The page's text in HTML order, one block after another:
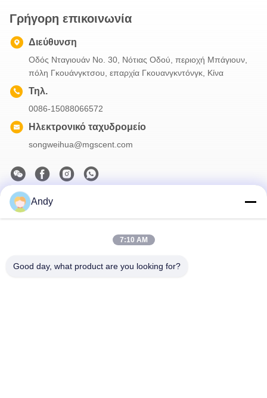
Γρήγορη επικοινωνία
Διεύθυνση
Οδός Νταγιουάν Νο. 30, Νότιας Οδού, περιοχή Μπάγιουν,
πόλη Γκουάνγκτσου, επαρχία Γκουανγκντόνγκ, Κίνα
Τηλ.
0086-15088066572
Ηλεκτρονικό ταχυδρομείο
songweihua@mgscent.com
Το Δελτίο Ενημέρωσης
Andy
7:10 AM
Good day, what product are you looking for?